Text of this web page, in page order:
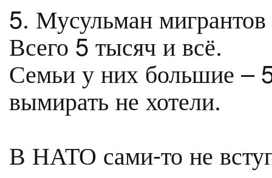
5. Мусульман
Всего 5 тысяч и всё.
Семьи у них большие –
вымирать не хотели.
В НАТО сами-то не